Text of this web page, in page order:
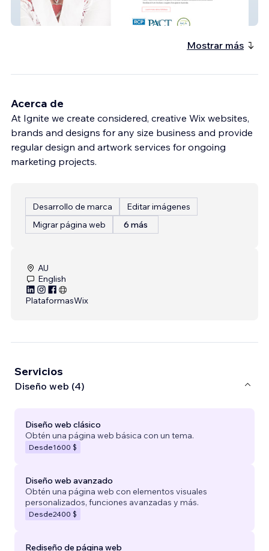
Melissa Ferrari
Mostrar más
Acerca de
At Ignite we create considered, creative Wix websites,
brands and designs for any size business and provide
regular design and artwork services for ongoing
marketing projects.
Desarrollo de marca
Editar imágenes
Migrar página web
6 más
AU
English
PlataformasWix
Servicios
Diseño web (4)
Diseño web clásico
Obtén una página web básica con un tema.
Desde1600 $
Diseño web avanzado
Obtén una página web con elementos visuales
personalizados, funciones avanzadas y más.
Desde2400 $
Rediseño de página web